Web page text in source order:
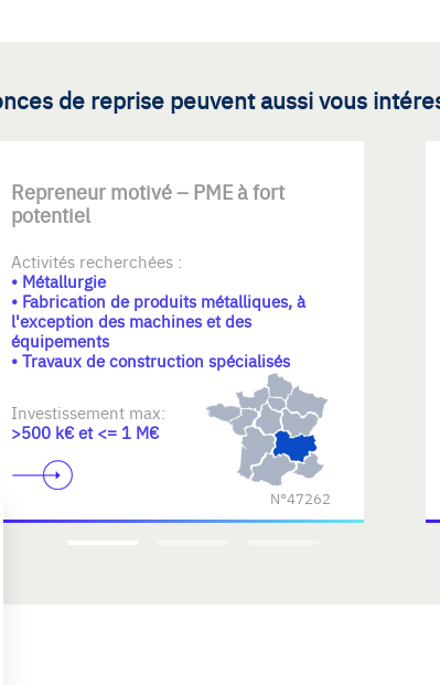
de reprise peuvent aussi vous
Repreneur motivé – PME à fort
potentiel
Activités recherchées :
• Métallurgie
• Fabrication de produits métalliques, à
l'exception des machines et des
équipements
• Travaux de construction spécialisés
Investissement max:
>500 k€ et <= 1 M€
N°47262